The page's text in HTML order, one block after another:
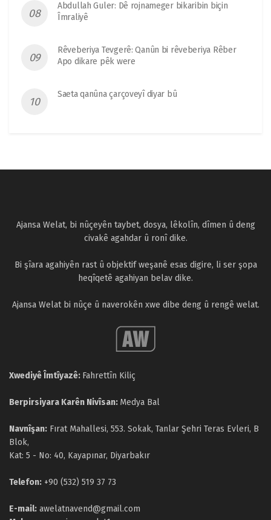
Abdullah Guler: Dê rojnameger bikaribin biçin
Îmraliyê
Rêveberiya Tevgerê: Qanûn bi rêveberiya Rêber
Apo dikare pêk were
Saeta qanûna çarçoveyî diyar bû
Ajansa Welat, bi nûçeyên taybet, dosya, lêkolîn, dîmen û deng
civakê agahdar û ronî dike.
Bi şîara agahiyên rast û objektif weşanê esas digire, li ser şopa
heqîqetê agahiyan belav dike.
Ajansa Welat bi nûçe û naverokên xwe dibe deng û rengê welat.
Xwediyê Îmtîyazê: Fahrettîn Kiliç
Berpirsiyara Karên Nivîsan: Medya Bal
Navnîşan: Fırat Mahallesi, 553. Sokak, Tanlar Şehri Teras Evleri, B
Blok,
Kat: 5 - No: 40, Kayapınar, Diyarbakır
Telefon: +90 (532) 519 37 73
E-mail: awelatnavend@gmail.com